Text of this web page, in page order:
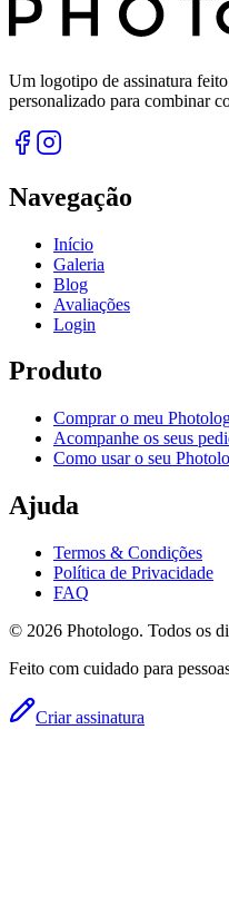
Um logotipo de assinatura
personalizado para combinar
Navegação
Início
Galeria
Blog
Avaliações
Login
Produto
Comprar o meu
Acompanhe os seus
Como usar o seu
Ajuda
Termos & Condições
Política de Privacidade
FAQ
© 2026 Photologo. Todos os
Feito com cuidado para
Criar assinatura